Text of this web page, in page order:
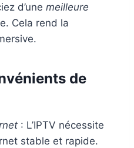
d’une meilleure
Cela rend la
de
: L’IPTV nécessite
stable et rapide.